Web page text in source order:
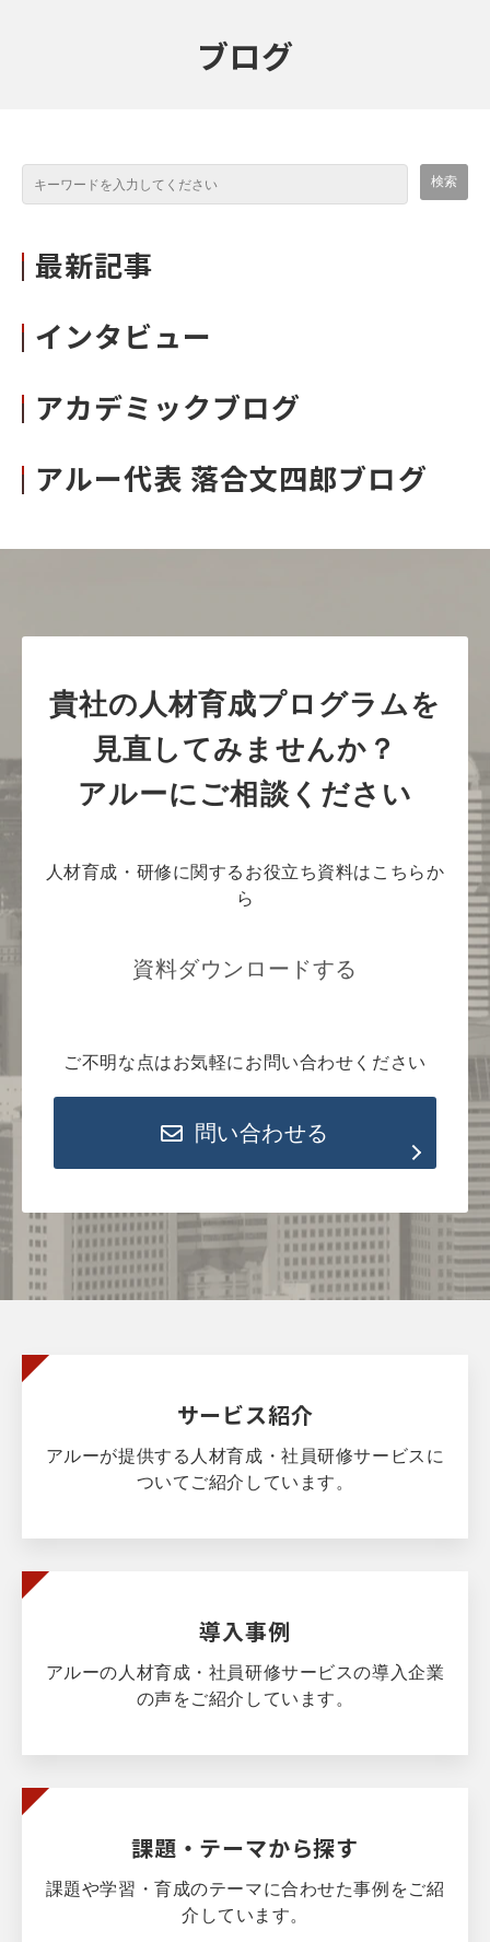
ブログ
最新記事
インタビュー
アカデミックブログ
アルー代表 落合文四郎ブログ
貴社の人材育成プログラムを
見直してみませんか？
アルーにご相談ください
人材育成・研修に関するお役立ち資料はこちらか
ら
資料ダウンロードする
ご不明な点はお気軽にお問い合わせください
問い合わせる
サービス紹介
アルーが提供する人材育成・社員研修サービスに
ついてご紹介しています。
導入事例
アルーの人材育成・社員研修サービスの導入企業
の声をご紹介しています。
課題・テーマから探す
課題や学習・育成のテーマに合わせた事例をご紹
介しています。